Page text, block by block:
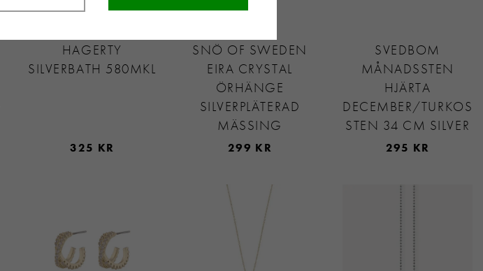
HAGERTY
SILVERBATH 580MKL
325 KR
SNÖ OF SWEDEN
EIRA CRYSTAL
ÖRHÄNGE
SILVERPLÄTERAD
MÄSSING
299 KR
SVEDBOM
MÅNADSSTEN
HJÄRTA
DECEMBER/
STEN 34 CM SILVER
295 KR